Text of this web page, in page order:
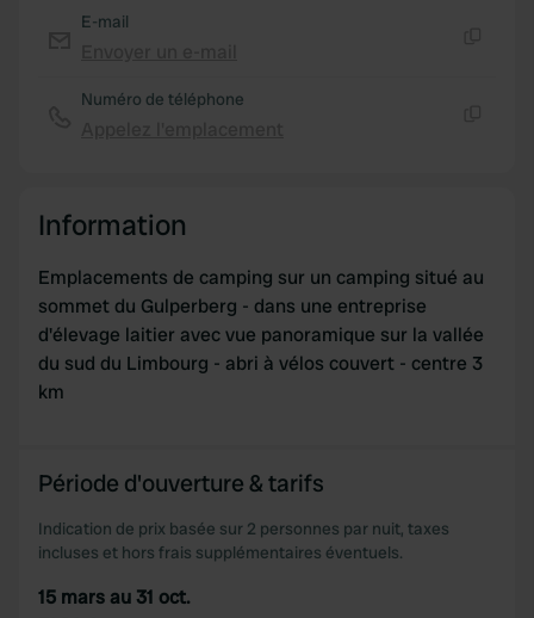
E-mail
Numéro de téléphone
Information
Emplacements de camping sur un camping situé au
sommet du Gulperberg - dans une entreprise
d'élevage laitier avec vue panoramique sur la vallée
du sud du Limbourg - abri à vélos couvert - centre 3
km
Période d'ouverture & tarifs
Indication de prix basée sur 2 personnes par nuit, taxes
incluses et hors frais supplémentaires éventuels.
15 mars au 31 oct.